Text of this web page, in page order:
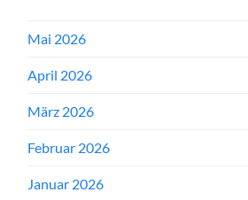
Mai 2026
April 2026
März 2026
Februar 2026
Januar 2026